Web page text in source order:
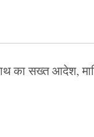
का सख्त आदेश,